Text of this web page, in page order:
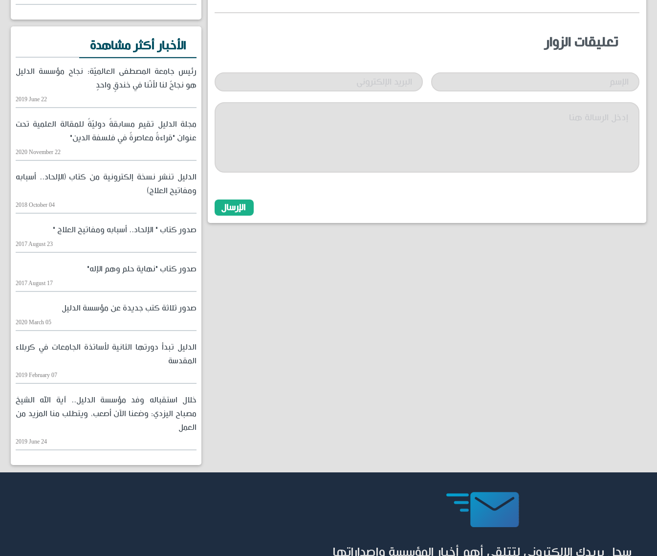
تعليقات الزوار الأخبار أكثر مشاهدة
رئيس جامعة المصطفى العالميّة: نجاح مؤسسة الدليل
هو نجاحٌ لنا لأنّنا في خندقٍ واحدٍ
2019 June 22
مجلة الدليل تقيم مسابقةً دوليّةً للمقالة العلمية تحت
عنوان "قراءةٌ معاصرةٌ في فلسفة الدين"
2020 November 22
الدليل تنشر نسخة إلكترونية من كتاب (الإلحاد.. أسبابه
ومفاتيح العلاج)
2018 October 04
صدور كتاب " الإلحاد.. أسبابه ومفاتيح العلاج "
2017 August 23
صدور كتاب "نهاية حلم وهم الإله"
2017 August 17
صدور ثلاثة كتب جديدة عن مؤسسة الدليل
2020 March 05
الدليل تبدأ دورتها الثانية لأساتذة الجامعات في كربلاء
المقدسة
2019 February 07
خلال استقباله وفد مؤسسة الدليل.. آية الله الشيخ
مصباح اليزدي: وضعنا الآن أصعب، ويتطلب منا المزيد من
العمل
2019 June 24
سجل بريدك الإلكتروني لتتلقى أهم أخبار المؤسسة وإصداراتها